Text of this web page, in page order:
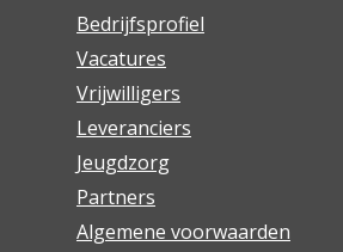
Bedrijfsprofiel
Vacatures
Vrijwilligers
Leveranciers
Jeugdzorg
Partners
Algemene voorwaarden